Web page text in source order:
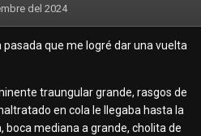
del 2024
que me logré dar una vuelta
traungular grande, rasgos de
en cola le llegaba hasta la
boca mediana a grande, cholita de